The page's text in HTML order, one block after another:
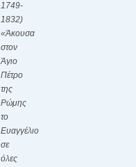
1749-
1832)
«Άκουσα
στον
Άγιο
Πέτρο
της
Ρώμης
το
Ευαγγέλιο
σε
όλες